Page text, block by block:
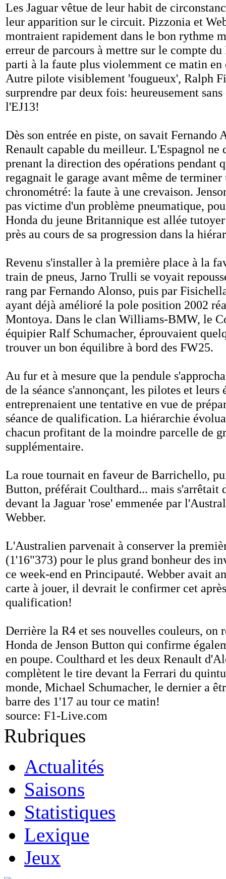
Les Jaguar vêtue de leur habit de
leur apparition sur le circuit. Pizzonia et
montraient rapidement dans le bon rythme
erreur de parcours à mettre sur le compte
parti à la faute plus violemment ce matin en
Autre pilote visiblement 'fougueux', Ralph
surprendre par deux fois: heureusement
l'EJ13!
Dès son entrée en piste, on savait Fernando
Renault capable du meilleur. L'Espagnol ne
prenant la direction des opérations pendant
regagnait le garage avant même de terminer
chronométré: la faute à une crevaison.
pas victime d'un problème pneumatique,
Honda du jeune Britannique est allée
près au cours de sa progression dans la
Revenu s'installer à la première place à la
train de pneus, Jarno Trulli se voyait
rang par Fernando Alonso, puis par
ayant déjà amélioré la pole position 2002
Montoya. Dans le clan Williams-BMW, le
équipier Ralf Schumacher, éprouvaient
trouver un bon équilibre à bord des FW25.
Au fur et à mesure que la pendule
de la séance s'annonçant, les pilotes et leurs
entreprenaient une tentative en vue de
séance de qualification. La hiérarchie
chacun profitant de la moindre parcelle de
supplémentaire.
La roue tournait en faveur de Barrichello,
Button, préférait Coulthard... mais s'arrêtait
devant la Jaguar 'rose' emmenée par
Webber.
L'Australien parvenait à conserver la
(1'16"373) pour le plus grand bonheur des
ce week-end en Principauté. Webber avait
carte à jouer, il devrait le confirmer cet
qualification!
Derrière la R4 et ses nouvelles couleurs, on
Honda de Jenson Button qui confirme
en poupe. Coulthard et les deux Renault
complètent le tire devant la Ferrari du
monde, Michael Schumacher, le dernier a
barre des 1'17 au tour ce matin!
source: F1-Live.com
Rubriques
Actualités
Saisons
Statistiques
Lexique
Jeux